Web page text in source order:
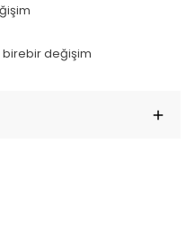
birebir değişim